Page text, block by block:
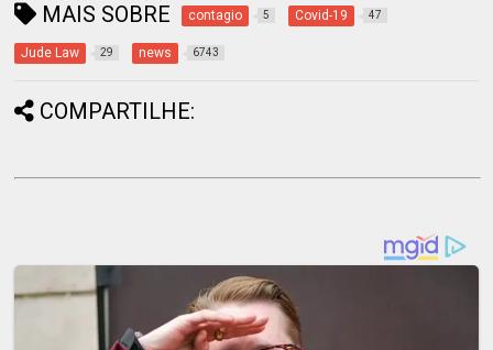
MAIS SOBRE contagio 5 Covid-19 47
Jude Law 29 news 6743
COMPARTILHE: